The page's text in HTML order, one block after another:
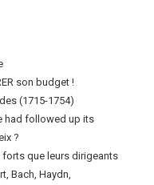
son budget !
(1715-1754)
had followed up its
?
que leurs dirigeants
Bach, Haydn,